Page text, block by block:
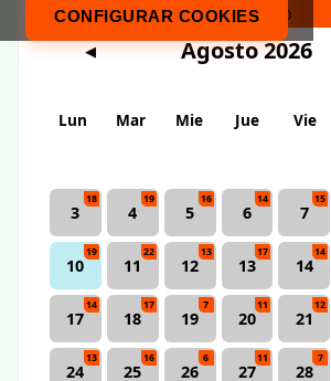
CONFIGURAR COOKIES
Calendario
◀ Agosto 2026
Lun Mar Mie Jue Vie
3
18
4
19
5
16
6
14
7
15
10
19
11
22
12
13
13
17
14
14
17
14
18
17
19
7
20
11
21
12
24
13
25
16
26
6
27
11
28
7